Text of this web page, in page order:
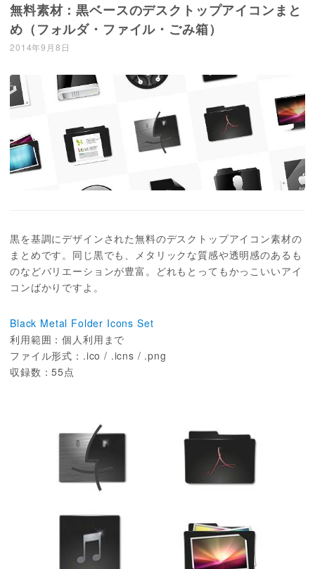
無料素材：黒ベースのデスクトップアイコンまと
め（フォルダ・ファイル・ごみ箱）
2014年9月8日
黒を基調にデザインされた無料のデスクトップアイコン素材の
まとめです。同じ黒でも、メタリックな質感や透明感のあるも
のなどバリエーションが豊富。どれもとってもかっこいいアイ
コンばかりですよ。
Black Metal Folder Icons Set
利用範囲：個人利用まで
ファイル形式：.ico / .icns / .png
収録数：55点